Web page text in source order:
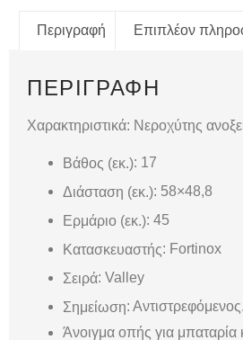
Περιγραφή Επιπλέον
ΠΕΡΙΓΡΑΦΉ
Χαρακτηριστικά: Νεροχύτης
Βάθος (εκ.): 17
Διάσταση (εκ.): 58×48,8
Ερμάριο (εκ.): 45
Κατασκευαστής: Fortinox
Σειρά: Valley
Σημείωση: Αντιστρεφόμενος.
Άνοιγμα οπής για μπαταρία